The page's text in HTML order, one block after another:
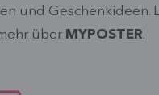
und Geschenkideen.
über MYPOSTER.